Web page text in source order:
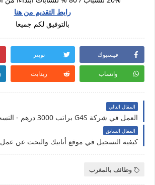
رابط التقديم من هنا
بالتوفيق لكم جميعا
فيسبوك تويتر
واتساب ريدايت
المقال التالي
العمل في شركة G4S براتب 3000 درهم - التسجيل المباشر 2023
المقال السابق
كيفية التسجيل في موقع أنابيك والبحث عن عمل
وظائف بالمغرب